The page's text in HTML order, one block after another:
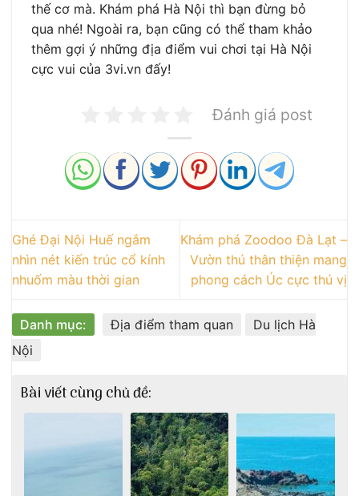
thế cơ mà. Khám phá Hà Nội thì bạn đừng bỏ
qua nhé! Ngoài ra, bạn cũng có thể tham khảo
thêm gợi ý những địa điểm vui chơi tại Hà Nội
cực vui của 3vi.vn đấy!
Đánh giá post
Ghé Đại Nội Huế ngắm
nhìn nét kiến trúc cổ kính
nhuốm màu thời gian
Khám phá Zoodoo Đà Lạt –
Vườn thú thân thiện mang
phong cách Úc cực thú vị
Danh mục: Địa điểm tham quan
Du lịch Hà
Nội
Bài viết cùng chủ đề: